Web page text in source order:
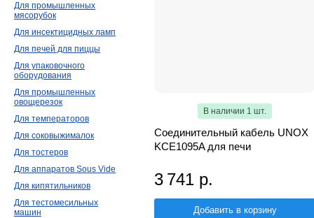
В наличии 1 шт.
Соединительный кабель UNOX
KCE1095A для печи
3 741 р.
Добавить в корзину
Для промышленных
мясорубок
Для инсектицидных ламп
Для печей для пиццы
Для упаковочного
оборудования
Для промышленных
овощерезок
Для температоров
Для соковыжималок
Для тостеров
Для аппаратов Sous Vide
Для кипятильников
Для тестомесильных
машин